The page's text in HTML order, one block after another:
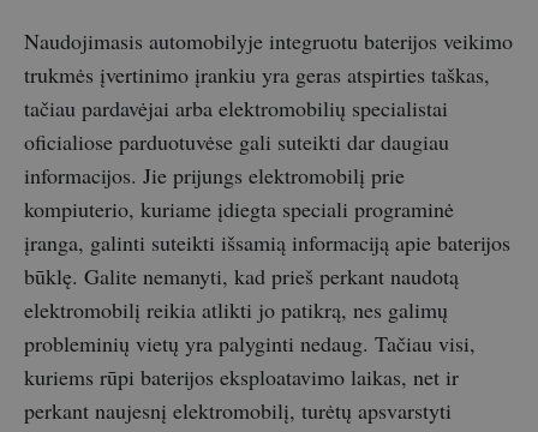
Naudojimasis automobilyje integruotu baterijos veikimo
trukmės įvertinimo įrankiu yra geras atspirties taškas,
tačiau pardavėjai arba elektromobilių specialistai
oficialiose parduotuvėse gali suteikti dar daugiau
informacijos. Jie prijungs elektromobilį prie
kompiuterio, kuriame įdiegta speciali programinė
įranga, galinti suteikti išsamią informaciją apie baterijos
būklę. Galite nemanyti, kad prieš perkant naudotą
elektromobilį reikia atlikti jo patikrą, nes galimų
probleminių vietų yra palyginti nedaug. Tačiau visi,
kuriems rūpi baterijos eksploatavimo laikas, net ir
perkant naujesnį elektromobilį, turėtų apsvarstyti